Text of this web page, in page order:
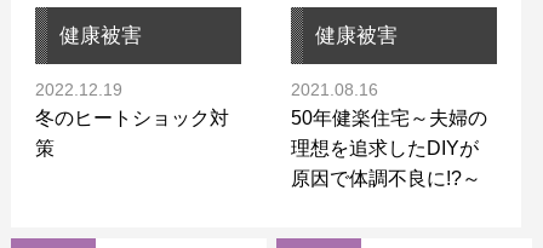
健康被害
2022.12.19
冬のヒートショック対
策
健康被害
2021.08.16
50年健楽住宅～夫婦の
理想を追求したDIYが
原因で体調不良に!?～